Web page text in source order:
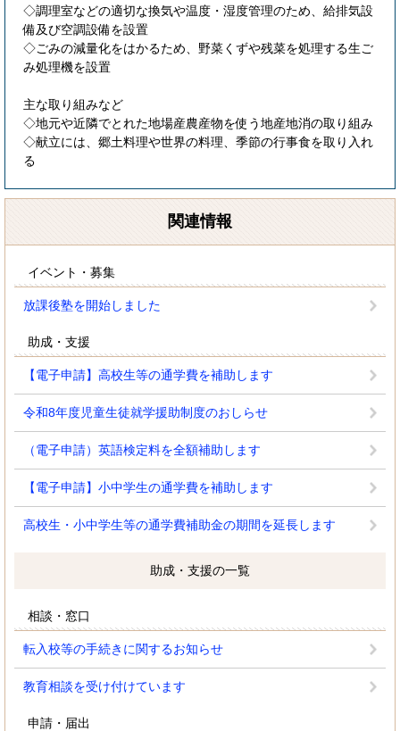
◇調理室などの適切な換気や温度・湿度管理のため、給排気設
備及び空調設備を設置
◇ごみの減量化をはかるため、野菜くずや残菜を処理する生ご
み処理機を設置
主な取り組みなど
◇地元や近隣でとれた地場産農産物を使う地産地消の取り組み
◇献立には、郷土料理や世界の料理、季節の行事食を取り入れ
る
関連情報
イベント・募集
放課後塾を開始しました
助成・支援
【電子申請】高校生等の通学費を補助します
令和8年度児童生徒就学援助制度のおしらせ
（電子申請）英語検定料を全額補助します
【電子申請】小中学生の通学費を補助します
高校生・小中学生等の通学費補助金の期間を延長します
助成・支援の一覧
相談・窓口
転入校等の手続きに関するお知らせ
教育相談を受け付けています
申請・届出